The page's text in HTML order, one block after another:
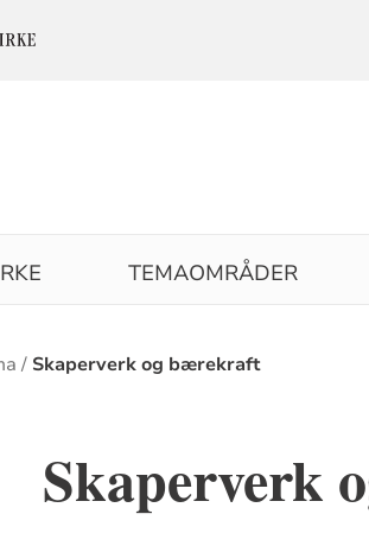
TEMAOMRÅDER
Skaperverk og bærekraft
Skaperverk